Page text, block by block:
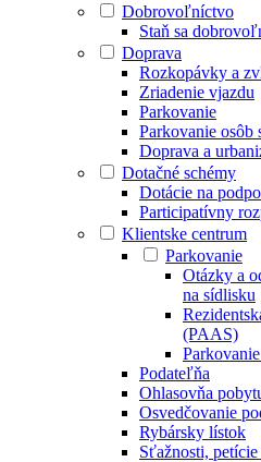
Dobrovoľníctvo
Staň sa
Doprava
Rozkopávky a
Zriadenie vjazdu
Parkovanie
Parkovanie osôb
Doprava a
Dotačné schémy
Dotácie na
Participatívny
Klientske centrum
Parkovanie
Otázky a
na sídlisku
(PAAS)
Podateľňa
Ohlasovňa
Osvedčovanie
Rybársky lístok
Sťažnosti,